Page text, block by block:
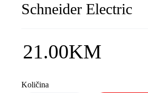
Schneider Electric
21.00KM
Količina